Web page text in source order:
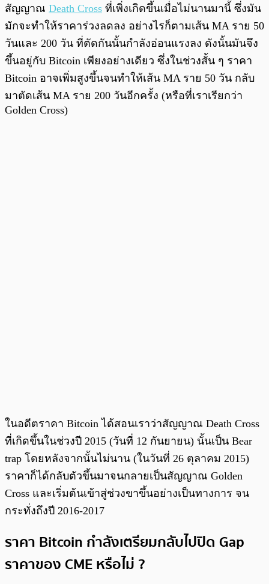
สัญญาณ Death Cross ที่เพิ่งเกิดขึ้นเมื่อไม่นานมานี้ ซึ่งมัน
มักจะทำให้ราคาร่วงลดลง อย่างไรก็ตามเส้น MA ราย 50
วันและ 200 วัน ที่ตัดกันนั้นกำลังอ่อนแรงลง ดังนั้นมันจึง
ขึ้นอยู่กับ Bitcoin เพียงอย่างเดียว ซึ่งในช่วงสั้น ๆ ราคา
Bitcoin อาจเพิ่มสูงขึ้นจนทำให้เส้น MA ราย 50 วัน กลับ
มาตัดเส้น MA ราย 200 วันอีกครั้ง (หรือที่เราเรียกว่า
Golden Cross)
ในอดีตราคา Bitcoin ได้สอนเราว่าสัญญาณ Death Cross
ที่เกิดขึ้นในช่วงปี 2015 (วันที่ 12 กันยายน) นั้นเป็น Bear
trap โดยหลังจากนั้นไม่นาน (ในวันที่ 26 ตุลาคม 2015)
ราคาก็ได้กลับตัวขึ้นมาจนกลายเป็นสัญญาณ Golden
Cross และเริ่มต้นเข้าสู่ช่วงขาขึ้นอย่างเป็นทางการ จน
กระทั่งถึงปี 2016-2017
ราคา Bitcoin กำลังเตรียมกลับไปปิด Gap
ราคาของ CME หรือไม่ ?